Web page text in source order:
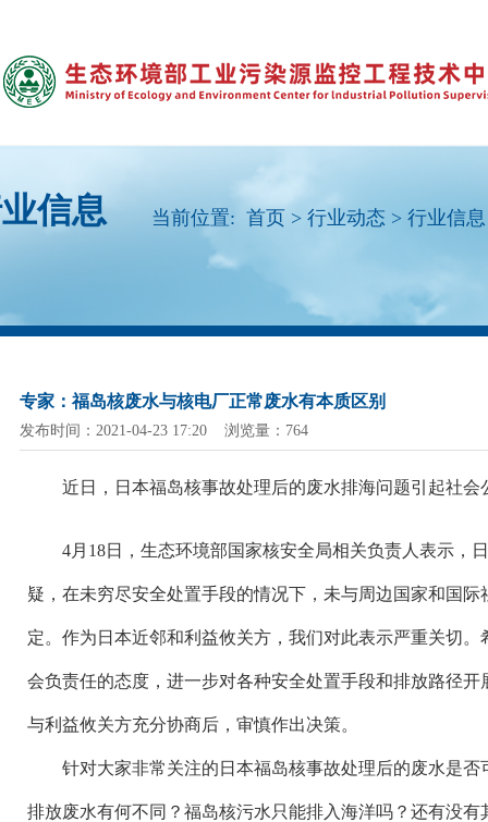
信息 当前位置: 首页 > 行业动态 > 行业信息
专家：福岛核废水与核电厂正常废水有本质区别
发布时间：2021-04-23 17:20 浏览量：764
近日，日本福岛核事故处理后的废水排海问题引起社会
4月18日，生态环境部国家核安全局相关负责人表示，
疑，在未穷尽安全处置手段的情况下，未与周边国家和国
定。作为日本近邻和利益攸关方，我们对此表示严重关切
会负责任的态度，进一步对各种安全处置手段和排放路径
与利益攸关方充分协商后，审慎作出决策。
针对大家非常关注的日本福岛核事故处理后的废水是
排放废水有何不同？福岛核污水只能排入海洋吗？还有没